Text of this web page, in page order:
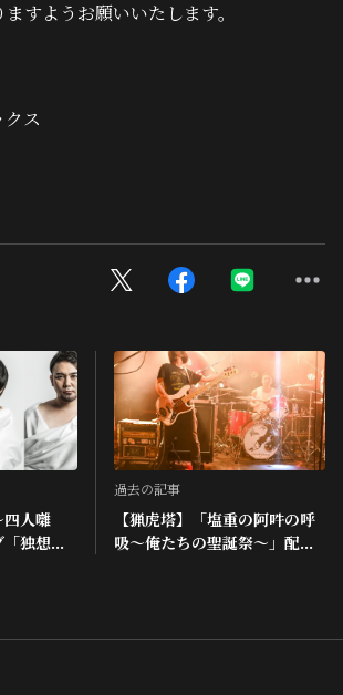
すようお願いいたします。
ス
人囃
独想演
過去の記事
【猟虎塔】「塩重の阿吽の呼
吸〜俺たちの聖誕祭〜」配信